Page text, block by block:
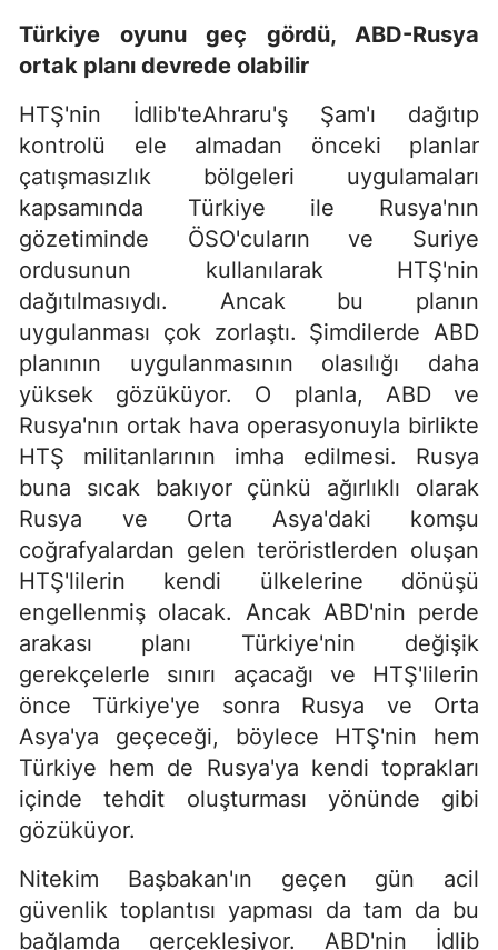
Türkiye oyunu geç gördü, ABD-Rusya
ortak planı devrede olabilir
HTŞ'nin İdlib'teAhraru'ş Şam'ı dağıtıp
kontrolü ele almadan önceki planlar
çatışmasızlık bölgeleri uygulamaları
kapsamında Türkiye ile Rusya'nın
gözetiminde ÖSO'cuların ve Suriye
ordusunun kullanılarak HTŞ'nin
dağıtılmasıydı. Ancak bu planın
uygulanması çok zorlaştı. Şimdilerde ABD
planının uygulanmasının olasılığı daha
yüksek gözüküyor. O planla, ABD ve
Rusya'nın ortak hava operasyonuyla birlikte
HTŞ militanlarının imha edilmesi. Rusya
buna sıcak bakıyor çünkü ağırlıklı olarak
Rusya ve Orta Asya'daki komşu
coğrafyalardan gelen teröristlerden oluşan
HTŞ'lilerin kendi ülkelerine dönüşü
engellenmiş olacak. Ancak ABD'nin perde
arakası planı Türkiye'nin değişik
gerekçelerle sınırı açacağı ve HTŞ'lilerin
önce Türkiye'ye sonra Rusya ve Orta
Asya'ya geçeceği, böylece HTŞ'nin hem
Türkiye hem de Rusya'ya kendi toprakları
içinde tehdit oluşturması yönünde gibi
gözüküyor.
Nitekim Başbakan'ın geçen gün acil
güvenlik toplantısı yapması da tam da bu
bağlamda gerçekleşiyor. ABD'nin İdlib